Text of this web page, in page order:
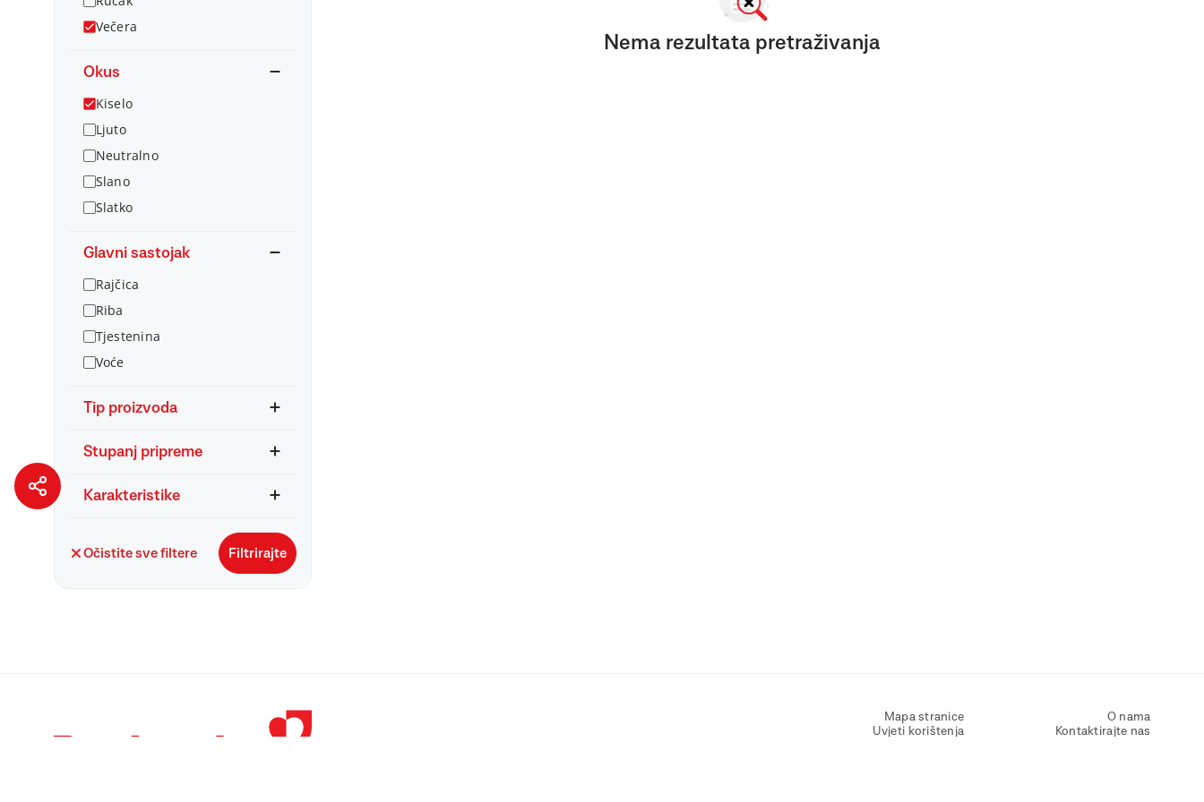
Večera
Okus
Kiselo
Ljuto
Neutralno
Slano
Slatko
Glavni sastojak
Rajčica
Riba
Tjestenina
Voće
Tip proizvoda
Stupanj pripreme
Karakteristike
Očistite sve filtere Filtrirajte
Nema rezultata pretraživanja
Mapa stranice
Uvjeti korištenja
O nama
Kontaktirajte nas